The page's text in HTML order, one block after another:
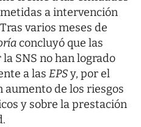
a intervención
varios meses de
concluyó que las
SNS no han logrado
a las EPSy, por el
de los riesgos
y sobre la prestación